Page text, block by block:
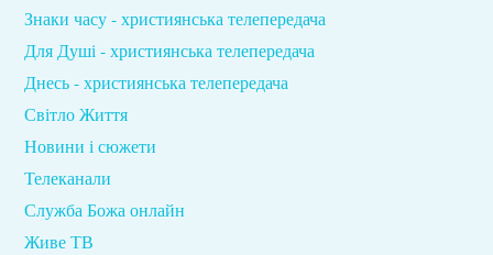
Знаки часу - християнська телепередача
Для Душі - християнська телепередача
Днесь - християнська телепередача
Світло Життя
Новини і сюжети
Телеканали
Служба Божа онлайн
Живе ТВ